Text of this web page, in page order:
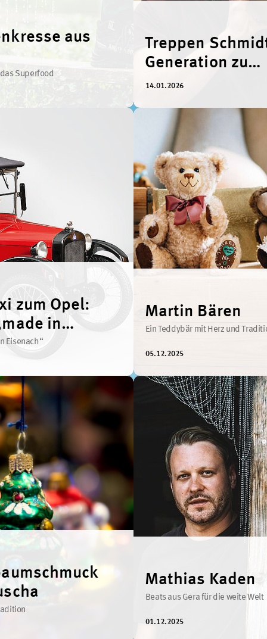
aus
Superfood
Treppen
Generation zu
Generation
14.01.2026
zum Opel:
in
Eisenach“
Martin Bären
Ein Teddybär mit Herz und
05.12.2025
Mathias Kaden
Beats aus Gera für die weite Welt
01.12.2025